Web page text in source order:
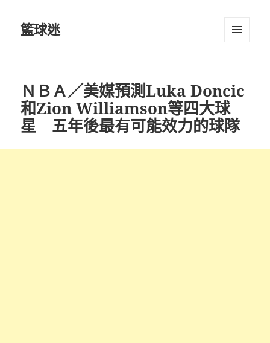
籃球迷
ＮＢＡ／美媒預測Luka Doncic
和Zion Williamson等四大球
星 五年後最有可能效力的球隊